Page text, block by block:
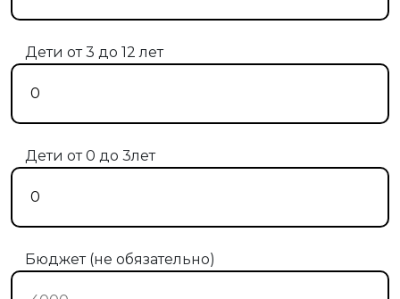
Дети от 3 до 12 лет
Дети от 0 до 3лет
Бюджет (не обязательно)